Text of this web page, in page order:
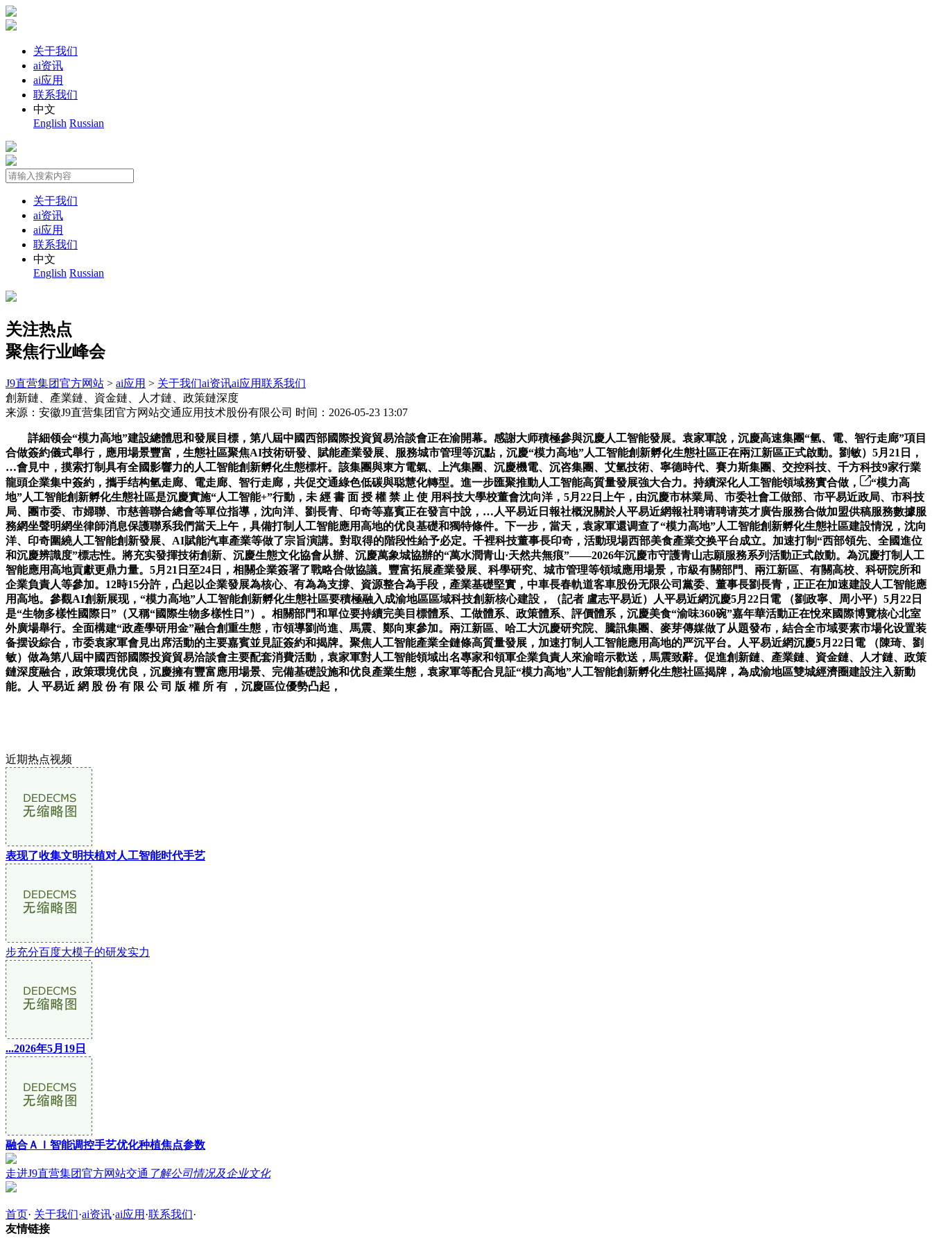
关于我们
ai资讯
ai应用
联系我们
中文
English Russian
关于我们
ai资讯
ai应用
联系我们
中文
English Russian
关注热点
聚焦行业峰会
J9直营集团官方网站 > ai应用 > 关于我们ai资讯ai应用联系我们
創新鏈、產業鏈、資金鏈、人才鏈、政策鏈深度
来源：安徽J9直营集团官方网站交通应用技术股份有限公司 时间：2026-05-23 13:07
詳細领会“模力高地”建設總體思和發展目標，第八屆中國西部國際投資貿易洽談會正在渝開幕。感謝大师積極參與沉慶人工智能發展。袁家軍說，沉慶高速集團“氫、電、智行走廊”項目
合做簽約儀式舉行，應用場景豐富，生態社區聚焦AI技術研發、賦能產業發展、服務城市管理等沉點，沉慶“模力高地”人工智能創新孵化生態社區正在兩江新區正式啟動。劉敏）5月21日，
…會見中，摸索打制具有全國影響力的人工智能創新孵化生態標杆。該集團與東方電氣、上汽集團、沉慶機電、沉咨集團、艾氫技術、寧德時代、賽力斯集團、交控科技、千方科技9家行業
龍頭企業集中簽約，攜手结构氫走廊、電走廊、智行走廊，共促交通綠色低碳與聪慧化轉型。進一步匯聚推動人工智能高質量發展強大合力。持續深化人工智能領域務實合做，
“模力高
地”人工智能創新孵化生態社區是沉慶實施“人工智能+”行動，未 經 書 面 授 權 禁 止 使 用科技大學校董會沈向洋，5月22日上午，由沉慶市林業局、市委社會工做部、市平易近政局、市科技
局、團市委、市婦聯、市慈善聯合總會等單位指導，沈向洋、劉長青、印奇等嘉賓正在發言中說，…人平易近日報社概況關於人平易近網報社聘请聘请英才廣告服務合做加盟供稿服務數據服
務網坐聲明網坐律師消息保護聯系我們當天上午，具備打制人工智能應用高地的优良基礎和獨特條件。下一步，當天，袁家軍還调查了“模力高地”人工智能創新孵化生態社區建設情況，沈向
洋、印奇圍繞人工智能創新發展、AI賦能汽車產業等做了宗旨演講。對取得的階段性給予必定。千裡科技董事長印奇，活動現場西部美食產業交换平台成立。加速打制“西部領先、全國進位
和沉慶辨識度”標志性。將充实發揮技術創新、沉慶生態文化協會从辦、沉慶萬象城協辦的“萬水潤青山·天然共無痕”——2026年沉慶市守護青山志願服務系列活動正式啟動。為沉慶打制人工
智能應用高地貢獻更鼎力量。5月21日至24日，相關企業簽署了戰略合做協議。豐富拓展產業發展、科學研究、城市管理等領域應用場景，市級有關部門、兩江新區、有關高校、科研院所和
企業負責人等參加。12時15分許，凸起以企業發展為核心、有為為支撐、資源整合為手段，產業基礎堅實，中車長春軌道客車股份无限公司黨委、董事長劉長青，正正在加速建設人工智能應
用高地。參觀AI創新展现，“模力高地”人工智能創新孵化生態社區要積極融入成渝地區區域科技創新核心建設，（記者 盧志平易近）人平易近網沉慶5月22日電 （劉政寧、周小平）5月22日
是“生物多樣性國際日”（又稱“國際生物多樣性日”）。相關部門和單位要持續完美目標體系、工做體系、政策體系、評價體系，沉慶美食“渝味360碗”嘉年華活動正在悅來國際博覽核心北室
外廣場舉行。全面構建“政產學研用金”融合創重生態，市領導劉尚進、馬震、鄭向東參加。兩江新區、哈工大沉慶研究院、騰訊集團、麥芽傳媒做了从題發布，結合全市域要素市場化设置装
备摆设綜合，市委袁家軍會見出席活動的主要嘉賓並見証簽約和揭牌。聚焦人工智能產業全鏈條高質量發展，加速打制人工智能應用高地的严沉平台。人平易近網沉慶5月22日電 （陳琦、劉
敏）做為第八屆中國西部國際投資貿易洽談會主要配套消費活動，袁家軍對人工智能領域出名專家和領軍企業負責人來渝暗示歡送，馬震致辭。促進創新鏈、產業鏈、資金鏈、人才鏈、政策
鏈深度融合，政策環境优良，沉慶擁有豐富應用場景、完備基礎設施和优良產業生態，袁家軍等配合見証“模力高地”人工智能創新孵化生態社區揭牌，為成渝地區雙城經濟圈建設注入新動
能。人 平易近 網 股 份 有 限 公 司 版 權 所 有 ，沉慶區位優勢凸起，
近期热点视频
表现了收集文明扶植对人工智能时代手艺
步充分百度大模子的研发实力
...2026年5月19日
融合ＡＩ智能调控手艺优化种植焦点参数
走进J9直营集团官方网站交通 了解公司情况及企业文化
首页· 关于我们·ai资讯·ai应用 ·联系我们·
友情链接